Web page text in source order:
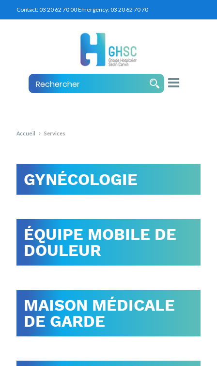
Contact:03 20 62 70 00Emergency:03 20 62 70 70
Accueil Services
GYNÉCOLOGIE
ÉQUIPE MOBILE DE
DOULEUR
MAISON MÉDICALE
DE GARDE